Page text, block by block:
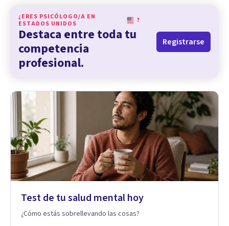
¿ERES PSICÓLOGO/A EN
ESTADOS UNIDOS
?
Destaca entre toda tu
competencia
profesional.
Registrarse
Test de tu salud mental hoy
¿Cómo estás sobrellevando las cosas?